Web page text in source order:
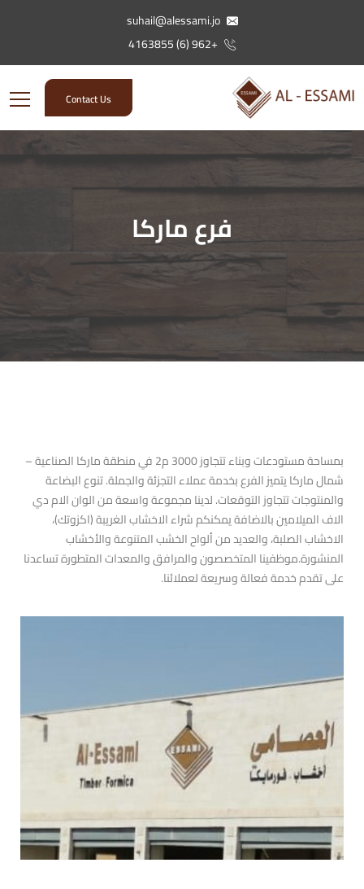
suhail@alessami.jo
+962 (6) 4163855
Contact Us
فرع ماركا
بمساحة مستودعات وبناء تتجاوز 3000 م2 في منطقة ماركا الصناعية –
شمال ماركا يتميز الفرع بخدمة عملاء التجزئة والجملة. تنوع البضاعة
والمنتوجات تتجاوز التوقعات. لدينا مجموعة واسعة من الوان الام دي
الاف الميلامين بالاضافة يمكنكم شراء الاخشاب الغريبة (اكزوتك)،
الاخشاب الصلبة، والعديد من ألواح الخشب المتنوعة والأخشاب
المنشورة.موظفينا المتخصصون والمرافق والمعدات المتطورة تساعدنا
على تقدم خدمة فعالة وسريعة لعملائنا.